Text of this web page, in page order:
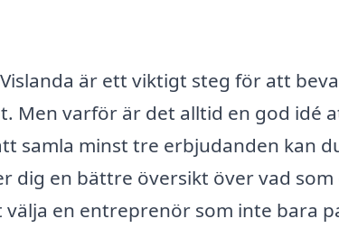
är ett viktigt steg för att
Men varför är det alltid en god idé
samla minst tre erbjudanden kan
dig en bättre översikt över vad som
en entreprenör som inte bara